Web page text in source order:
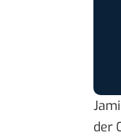
der